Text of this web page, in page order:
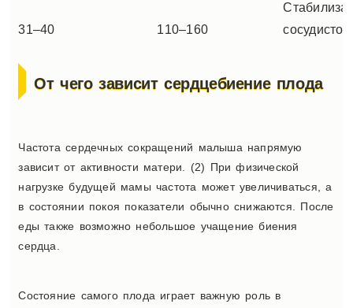
31–40 110–160
От чего зависит сердцебиение плода
Частота сердечных сокращений малыша напрямую
зависит от активности матери. (2) При физической
нагрузке будущей мамы частота может увеличиваться, а
в состоянии покоя показатели обычно снижаются. После
еды также возможно небольшое учащение биения
сердца.
Состояние самого плода играет важную роль в